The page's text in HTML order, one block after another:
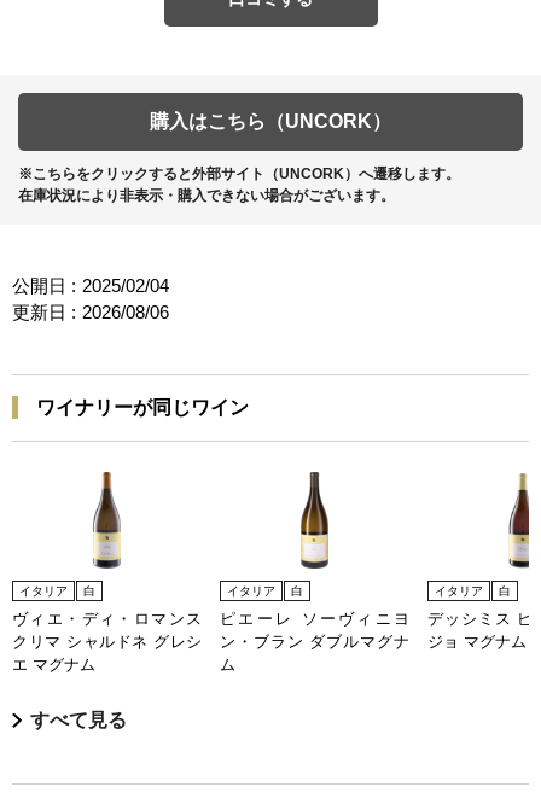
購入はこちら（UNCORK）
※こちらをクリックすると外部サイト（UNCORK）へ遷移します。
在庫状況により非表示・購入できない場合がございます。
公開日 : 2025/02/04
更新日 : 2026/08/06
ワイナリーが同じワイン
イタリア 白
ヴィエ・ディ・ロマンス
クリマ シャルドネ グレシ
エ マグナム
イタリア 白
ピエーレ ソーヴィニヨ
ン・ブラン ダブルマグナ
ム
イタリア 白
デッシミス ピ
ジョ マグナム
すべて見る